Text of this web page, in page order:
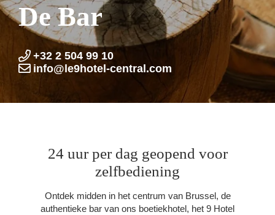
De Bar
+32 2 504 99 10
info@le9hotel-central.com
24 uur per dag geopend voor
zelfbediening
Ontdek midden in het centrum van Brussel, de
authentieke bar van ons boetiekhotel, het 9 Hotel